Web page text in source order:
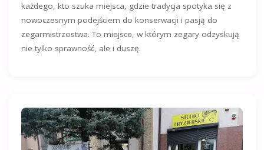
każdego, kto szuka miejsca, gdzie tradycja spotyka się z
nowoczesnym podejściem do konserwacji i pasją do
zegarmistrzostwa. To miejsce, w którym zegary odzyskują
nie tylko sprawność, ale i duszę.